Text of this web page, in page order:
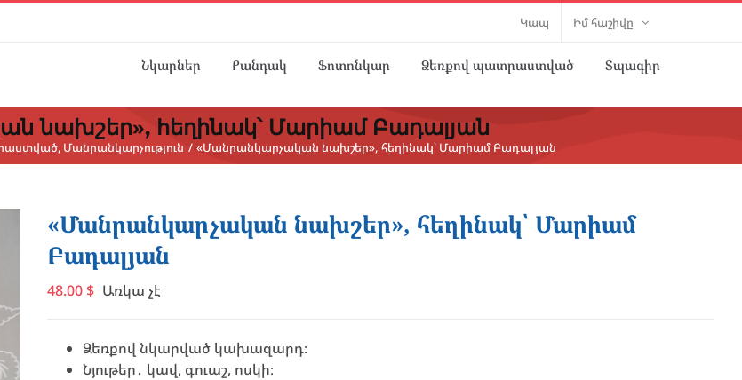
Կապ Իմ հաշիվը
Նկարներ Քանդակ Ֆոտոնկար Ձեռքով պատրաստված Տպագիր
նախշեր», հեղինակ՝ Մարիամ Բադալյան
Մանրանկարչություն «Մանրանկարչական նախշեր», հեղինակ՝ Մարիամ Բադալյան
«Մանրանկարչական նախշեր», հեղինակ՝ Մարիամ
Բադալյան
48.00 $ Առկա չէ
Ձեռքով նկարված կախազարդ։
Նյութեր․ կավ, գուաշ, ոսկի։